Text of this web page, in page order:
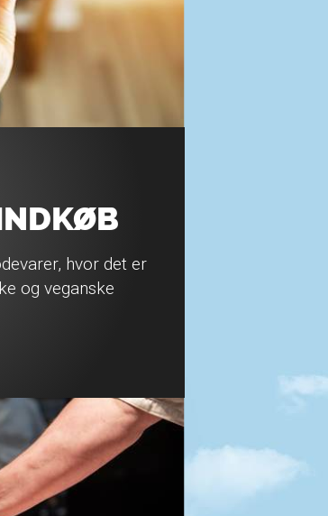
hvor det er
og veganske